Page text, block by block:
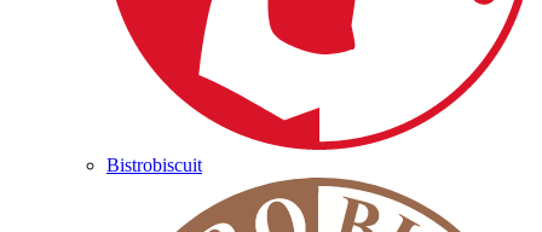
Bistrobiscuit